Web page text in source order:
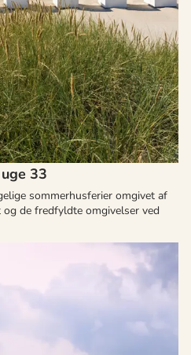
33
sommerhusferier omgivet af
de fredfyldte omgivelser ved